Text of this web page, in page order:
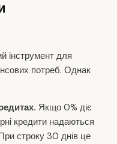
для
потреб. Однак
Якщо 0% діє
кредити надаються
строку 30 днів це